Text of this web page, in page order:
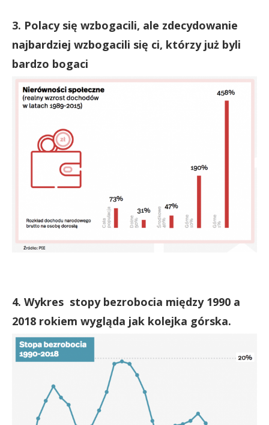
3. Polacy się wzbogacili, ale zdecydowanie
najbardziej wzbogacili się ci, którzy już byli
bardzo bogaci
4. Wykres stopy bezrobocia między 1990 a
2018 rokiem wygląda jak kolejka górska.